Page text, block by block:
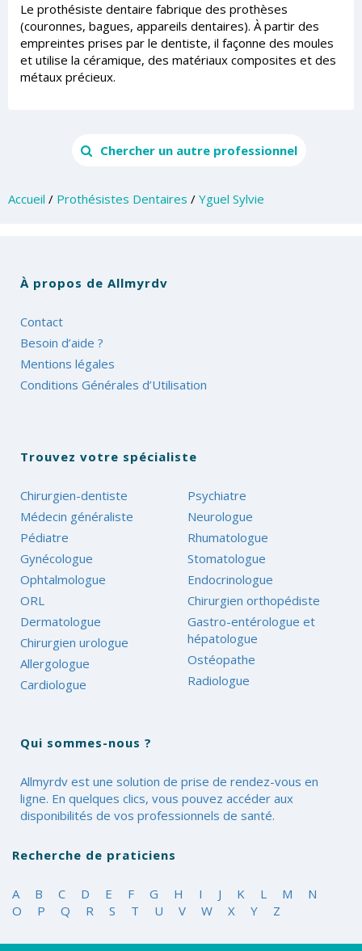
Le prothésiste dentaire fabrique des prothèses
(couronnes, bagues, appareils dentaires). À partir des
empreintes prises par le dentiste, il façonne des moules
et utilise la céramique, des matériaux composites et des
métaux précieux.
Chercher un autre professionnel
Accueil / Prothésistes Dentaires / Yguel Sylvie
À propos de Allmyrdv
Contact
Besoin d’aide ?
Mentions légales
Conditions Générales d’Utilisation
Trouvez votre spécialiste
Chirurgien-dentiste
Médecin généraliste
Pédiatre
Gynécologue
Ophtalmologue
ORL
Dermatologue
Chirurgien urologue
Allergologue
Cardiologue
Psychiatre
Neurologue
Rhumatologue
Stomatologue
Endocrinologue
Chirurgien orthopédiste
Gastro-entérologue et
hépatologue
Ostéopathe
Radiologue
Qui sommes-nous ?
Allmyrdv est une solution de prise de rendez-vous en
ligne. En quelques clics, vous pouvez accéder aux
disponibilités de vos professionnels de santé.
Recherche de praticiens
A B C D E F G H I J K L M
N
O
P Q R S T U V W X Y Z